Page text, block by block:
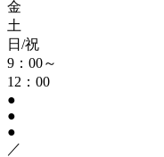
金
土
日/祝
9：00～
12：00
●
●
●
／